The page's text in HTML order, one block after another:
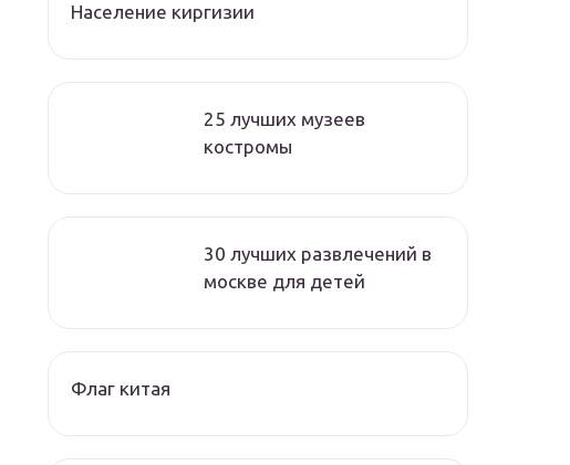
Население киргизии
25 лучших музеев
костромы
30 лучших развлечений в
москве для детей
Флаг китая